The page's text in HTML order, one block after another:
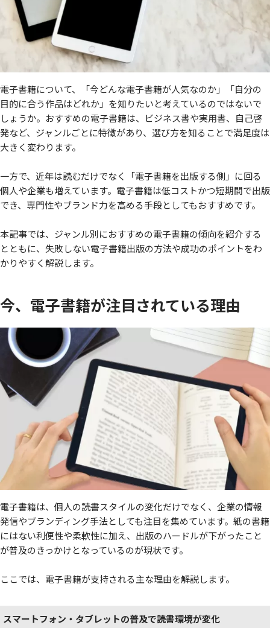
電子書籍について、「今どんな電子書籍が人気なのか」「自分の
目的に合う作品はどれか」を知りたいと考えているのではないで
しょうか。おすすめの電子書籍は、ビジネス書や実用書、自己啓
発など、ジャンルごとに特徴があり、選び方を知ることで満足度は
大きく変わります。
一方で、近年は読むだけでなく「電子書籍を出版する側」に回る
個人や企業も増えています。電子書籍は低コストかつ短期間で出版
でき、専門性やブランド力を高める手段としてもおすすめです。
本記事では、ジャンル別におすすめの電子書籍の傾向を紹介する
とともに、失敗しない電子書籍出版の方法や成功のポイントをわ
かりやすく解説します。
今、電子書籍が注目されている理由
電子書籍は、個人の読書スタイルの変化だけでなく、企業の情報
発信やブランディング手法としても注目を集めています。紙の書籍
にはない利便性や柔軟性に加え、出版のハードルが下がったこと
が普及のきっかけとなっているのが現状です。
ここでは、電子書籍が支持される主な理由を解説します。
スマートフォン・タブレットの普及で読書環境が変化